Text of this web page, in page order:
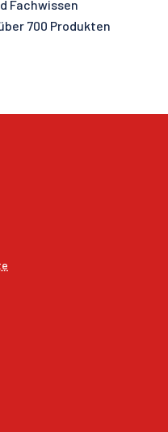
Fachwissen
700 Produkten